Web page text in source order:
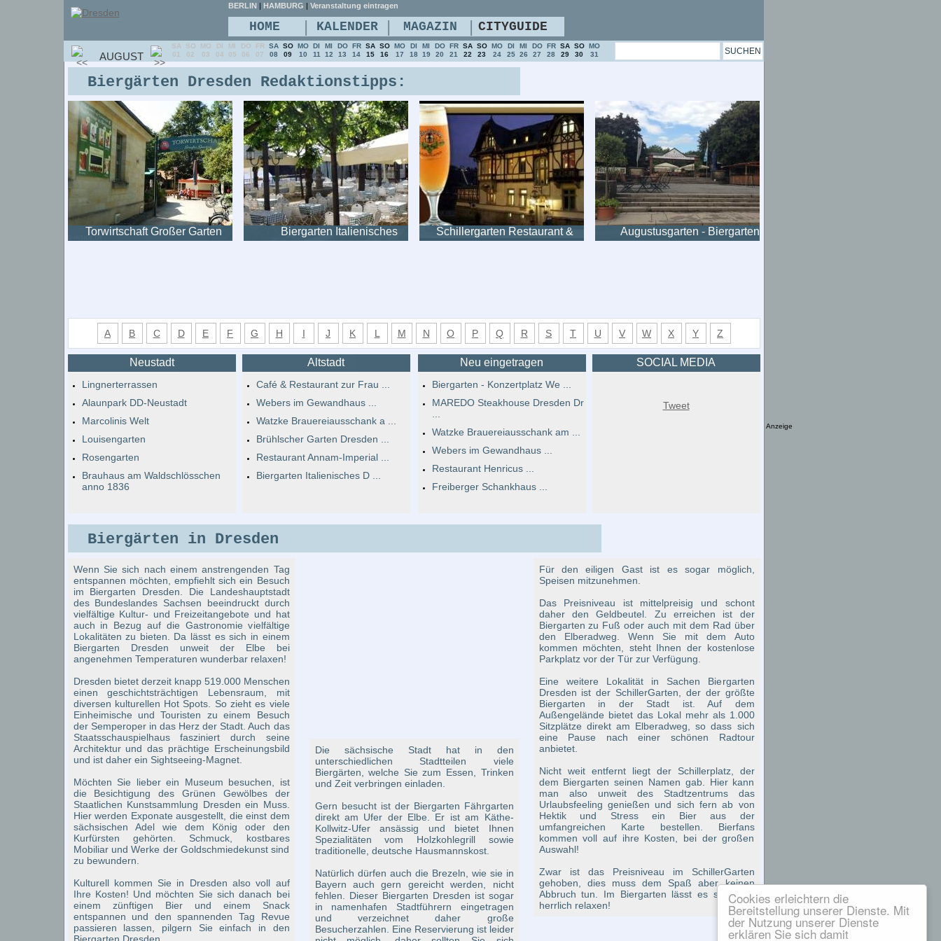
Cookies erleichtern die
Bereitstellung unserer Dienste. Mit
der Nutzung unserer Dienste
erklären Sie sich damit
Biergärten Dresden Redaktionstipps:
Torwirtschaft Großer Garten Biergarten Italienisches Schillergarten Restaurant &
Augustusgarten - Biergarten
am
A B C D E F G H I J K L M N O P Q R S T U V W X Y Z
Neustadt
Lingnerterrassen
Alaunpark DD-Neustadt
Marcolinis Welt
Louisengarten
Rosengarten
Brauhaus am Waldschlösschen
anno 1836
Altstadt
Café & Restaurant zur Frau ...
Webers im Gewandhaus ...
Watzke Brauereiausschank a ...
Brühlscher Garten Dresden ...
Restaurant Annam-Imperial ...
Biergarten Italienisches D ...
Neu eingetragen
Biergarten - Konzertplatz We ...
MAREDO Steakhouse Dresden Dr
Watzke Brauereiausschank am ...
Webers im Gewandhaus ...
Restaurant Henricus ...
Freiberger Schankhaus ...
SOCIAL MEDIA
Tweet
Biergärten in Dresden
Wenn Sie sich nach einem anstrengenden Tag
entspannen möchten, empfiehlt sich ein Besuch
im Biergarten Dresden. Die Landeshauptstadt
des Bundeslandes Sachsen beeindruckt durch
vielfältige Kultur- und Freizeitangebote und hat
auch in Bezug auf die Gastronomie vielfältige
Lokalitäten zu bieten. Da lässt es sich in einem
Biergarten Dresden unweit der Elbe bei
angenehmen Temperaturen wunderbar relaxen!
Dresden bietet derzeit knapp 519.000 Menschen
einen geschichtsträchtigen Lebensraum, mit
diversen kulturellen Hot Spots. So zieht es viele
Einheimische und Touristen zu einem Besuch
der Semperoper in das Herz der Stadt. Auch das
Staatsschauspielhaus fasziniert durch seine
Architektur und das prächtige Erscheinungsbild
und ist daher ein Sightseeing-Magnet.
Möchten Sie lieber ein Museum besuchen, ist
die Besichtigung des Grünen Gewölbes der
Staatlichen Kunstsammlung Dresden ein Muss.
Hier werden Exponate ausgestellt, die einst dem
sächsischen Adel wie dem König oder den
Kurfürsten gehörten. Schmuck, kostbares
Mobiliar und Werke der Goldschmiedekunst sind
zu bewundern.
Kulturell kommen Sie in Dresden also voll auf
Ihre Kosten! Und möchten Sie sich danach bei
einem zünftigen Bier und einem Snack
entspannen und den spannenden Tag Revue
passieren lassen, pilgern Sie einfach in den
Die sächsische Stadt hat in den
unterschiedlichen Stadtteilen viele
Biergärten, welche Sie zum Essen, Trinken
und Zeit verbringen einladen.
Gern besucht ist der Biergarten Fährgarten
direkt am Ufer der Elbe. Er ist am Käthe-
Kollwitz-Ufer ansässig und bietet Ihnen
Spezialitäten vom Holzkohlegrill sowie
traditionelle, deutsche Hausmannskost.
Natürlich dürfen auch die Brezeln, wie sie in
Bayern auch gern gereicht werden, nicht
fehlen. Dieser Biergarten Dresden ist sogar
in namenhafen Stadtführern eingetragen
und verzeichnet daher große
Besucherzahlen. Eine Reservierung ist leider
Für den eiligen Gast ist es sogar möglich,
Speisen mitzunehmen.
Das Preisniveau ist mittelpreisig und schont
daher den Geldbeutel. Zu erreichen ist der
Biergarten zu Fuß oder auch mit dem Rad über
den Elberadweg. Wenn Sie mit dem Auto
kommen möchten, steht Ihnen der kostenlose
Parkplatz vor der Tür zur Verfügung.
Eine weitere Lokalität in Sachen Biergarten
Dresden ist der SchillerGarten, der der größte
Biergarten in der Stadt ist. Auf dem
Außengelände bietet das Lokal mehr als 1.000
Sitzplätze direkt am Elberadweg, so dass sich
eine Pause nach einer schönen Radtour
anbietet.
Nicht weit entfernt liegt der Schillerplatz, der
dem Biergarten seinen Namen gab. Hier kann
man also unweit des Stadtzentrums das
Urlaubsfeeling genießen und sich fern ab von
Hektik und Stress ein Bier aus der
umfangreichen Karte bestellen. Bierfans
kommen voll auf ihre Kosten, bei der großen
Auswahl!
Zwar ist das Preisniveau im SchillerGarten
gehoben, dies muss dem Spaß aber keinen
Abbruch tun. Im Biergarten lässt es sich also
herrlich relaxen!
BERLIN | HAMBURG | Veranstaltung eintragen
HOME | KALENDER | MAGAZIN | CITYGUIDE
AUGUST
SA
01
SO
02
MO
03
DI
04
MI
05
DO
06
FR
07
SA
08
SO
09
MO
10
DI
11
MI
12
DO
13
FR
14
SA
15
SO
16
MO
17
DI
18
MI
19
DO
20
FR
21
SA
22
SO
23
MO
24
DI
25
MI
26
DO
27
FR
28
SA
29
SO
30
MO
31
Anzeige